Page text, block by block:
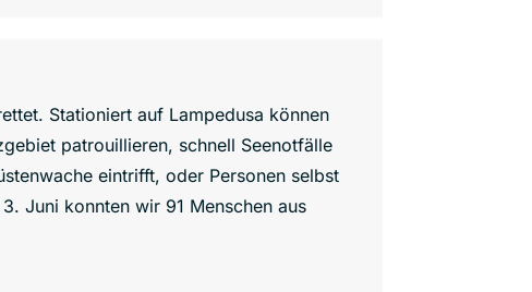
Stationiert auf Lampedusa können
patrouillieren, schnell Seenotfälle
eintrifft, oder Personen selbst
Juni konnten wir 91 Menschen aus